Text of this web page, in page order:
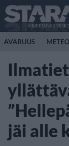
AVARUUS
jäi alle